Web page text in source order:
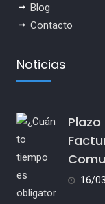
Blog
Contacto
Noticias
16/